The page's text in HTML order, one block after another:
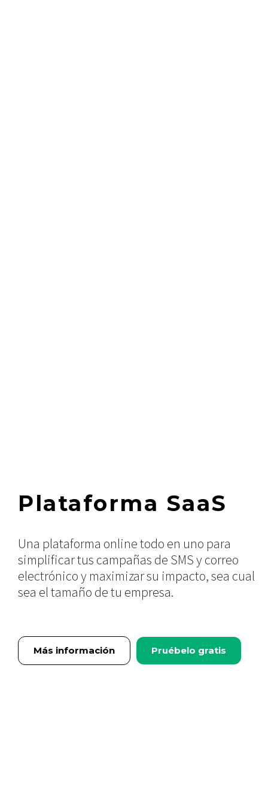
Plataforma SaaS
Una plataforma online todo en uno para
simplificar tus campañas de SMS y correo
electrónico y maximizar su impacto, sea cual
sea el tamaño de tu empresa.
Más información Pruébelo gratis